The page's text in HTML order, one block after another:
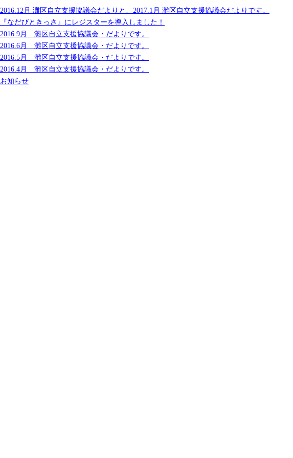
2016.12月 灘区自立支援協議会だよりと、2017.1月 灘区自立支援協議会だよりです。
『なだびときっさ』にレジスターを導入しました！
2016.9月 灘区自立支援協議会・だよりです。
2016.6月 灘区自立支援協議会・だよりです。
2016.5月 灘区自立支援協議会・だよりです。
2016.4月 灘区自立支援協議会・だよりです。
お知らせ